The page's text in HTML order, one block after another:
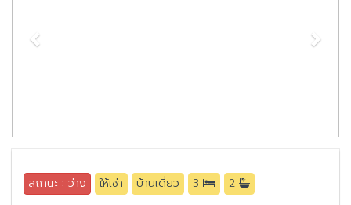
สถานะ : ว่าง ให้เช่า บ้านเดี่ยว 3 2